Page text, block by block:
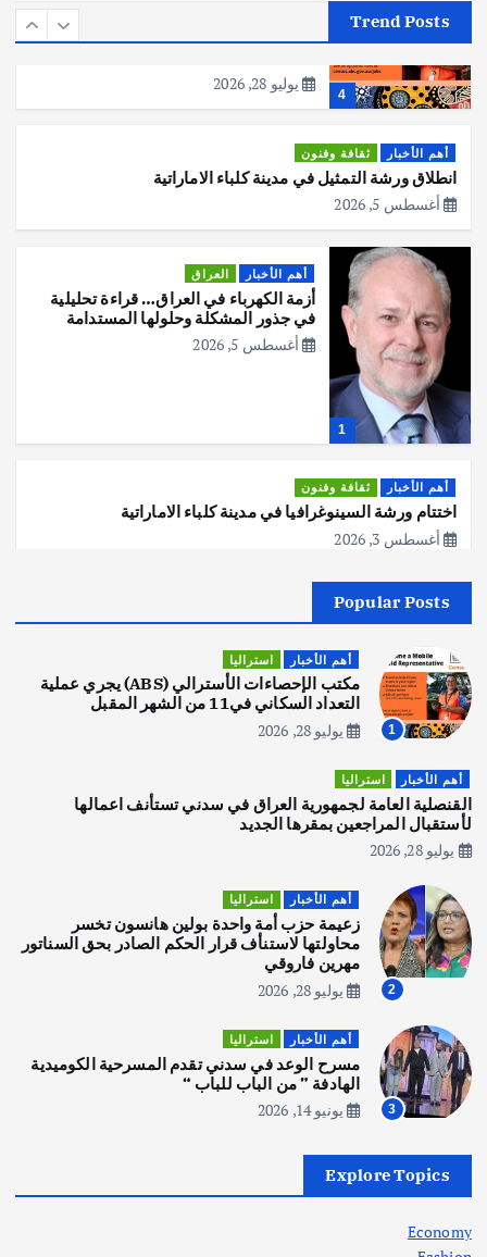
Trend Posts
4
عملية التعداد السكاني في11 من الشهر
يوليو 28, 2026
أهم الأخبار ثقافة وفنون
انطلاق ورشة التمثيل في مدينة كلباء الاماراتية
أغسطس 5, 2026
1
أهم الأخبار العراق
أزمة الكهرباء في العراق… قراءة تحليلية
في جذور المشكلة وحلولها المستدامة
أغسطس 5, 2026
أهم الأخبار ثقافة وفنون
اختتام ورشة السينوغرافيا في مدينة كلباء الاماراتية
أغسطس 3, 2026
2
اصبح بطلاً لأستراليا بلعبة كمال الاجسام
يوليو 30, 2026
3
يوليو 30, 2026
4
المقبل
يوليو 28, 2026
أهم الأخبار ثقافة وفنون
انطلاق ورشة التمثيل في مدينة كلباء الاماراتية
أغسطس 5, 2026
في جذور المشكلة وحلولها المستدامة
Popular Posts
1
أهم الأخبار استراليا
مكتب الإحصاءات الأسترالي (ABS) يجري عملية
التعداد السكاني في11 من الشهر المقبل
يوليو 28, 2026
أهم الأخبار استراليا
القنصلية العامة لجمهورية العراق في سدني تستأنف اعمالها
لأستقبال المراجعين بمقرها الجديد
يوليو 28, 2026
2
أهم الأخبار استراليا
زعيمة حزب أمة واحدة بولين هانسون تخسر
محاولتها لاستنأف قرار الحكم الصادر بحق السناتور
مهرين فاروقي
يوليو 28, 2026
3
أهم الأخبار استراليا
مسرح الوعد في سدني تقدم المسرحية الكوميدية
الهادفة ” من الباب للباب “
يونيو 14, 2026
Explore Topics
Economy